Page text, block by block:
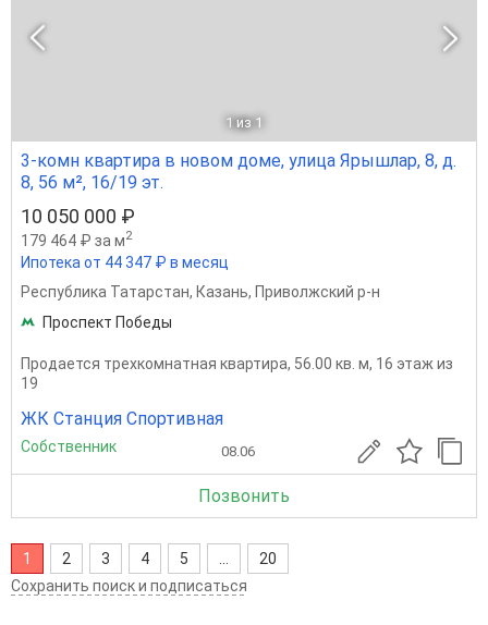
1 из 1
3-комн квартира в новом доме, улица Ярышлар, 8, д.
8, 56 м², 16/19 эт.
10 050 000 ₽
179 464 ₽ за м2
Ипотека от 44 347 ₽ в месяц
Республика Татарстан, Казань, Приволжский р-н
Проспект Победы
Продается трехкомнатная квартира, 56.00 кв. м, 16 этаж из
19
ЖК Станция Спортивная
Собственник 08.06
Позвонить
1 2 3 4 5
20
Сохранить поиск и подписаться